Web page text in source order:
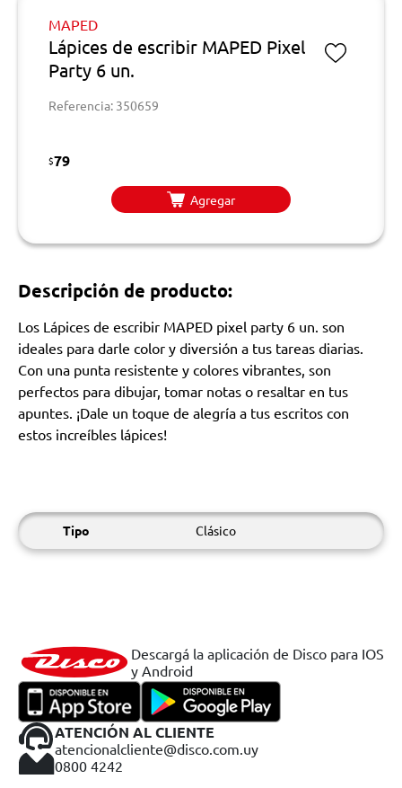
MAPED
Lápices de escribir MAPED Pixel
Party 6 un.
Referencia: 350659
$79
Agregar
Descripción de producto:
Los Lápices de escribir MAPED pixel party 6 un. son
ideales para darle color y diversión a tus tareas diarias.
Con una punta resistente y colores vibrantes, son
perfectos para dibujar, tomar notas o resaltar en tus
apuntes. ¡Dale un toque de alegría a tus escritos con
estos increíbles lápices!
Tipo Clásico
Descargá la aplicación de Disco para IOS
y Android
ATENCIÓN AL CLIENTE
atencionalcliente@disco.com.uy
0800 4242